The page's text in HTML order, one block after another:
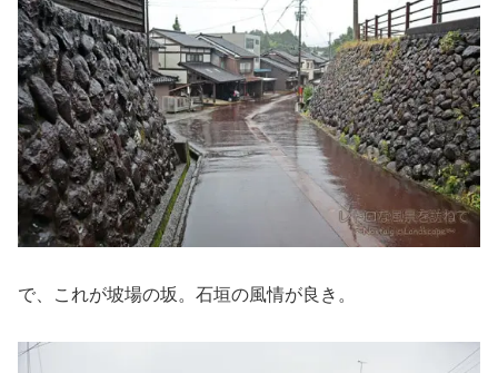
で、これが坡場の坂。石垣の風情が良き。